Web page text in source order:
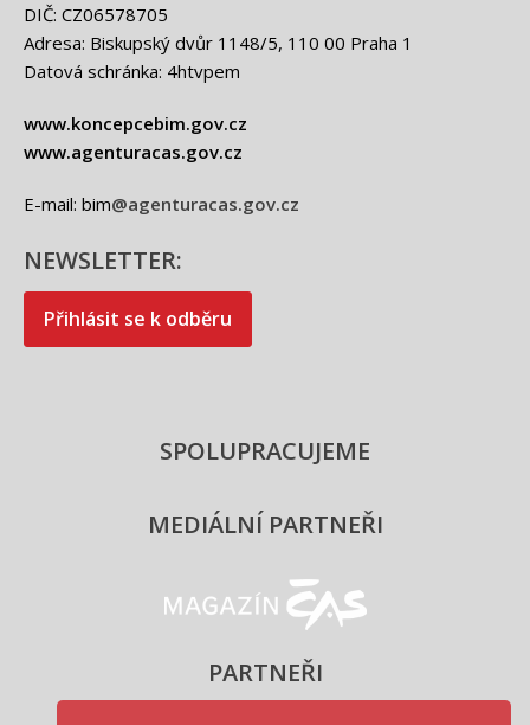
DIČ: CZ06578705
Adresa: Biskupský dvůr 1148/5, 110 00 Praha 1
Datová schránka: 4htvpem
www.koncepcebim.gov.cz
www.agenturacas.gov.cz
E-mail: bim@agenturacas.gov.cz
NEWSLETTER:
Přihlásit se k odběru
SPOLUPRACUJEME
MEDIÁLNÍ PARTNEŘI
Magazín ČAS - logo
PARTNEŘI